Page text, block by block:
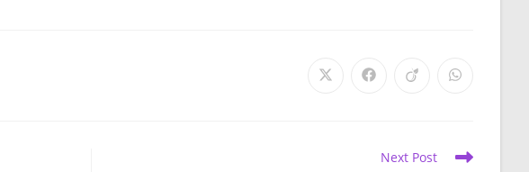
Opens Opens Opens Opens
Next Post